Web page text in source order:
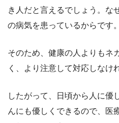
き人だと言えるでしょう。な
の病気を患っているからです。
そのため、健康の人よりもネ
く、より注意して対応しなけ
したがって、日頃から人に優
んにも優しくできるので、医